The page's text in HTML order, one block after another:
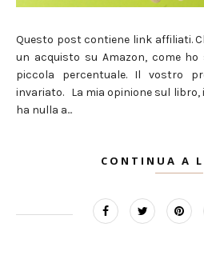
Questo post contiene link affiliati.
un acquisto su Amazon, come ho
piccola percentuale. Il vostro
invariato. La mia opinione sul libro,
ha nulla a...
CONTINUA A